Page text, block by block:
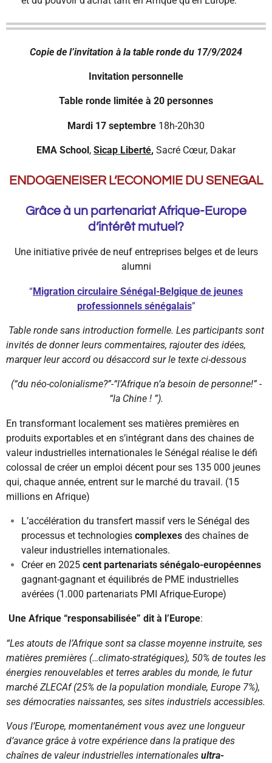
Copie de l’invitation à la table ronde du 17/9/2024
Invitation personnelle
Table ronde limitée à 20 personnes
Mardi 17 septembre 18h-20h30
EMA School, Sicap Liberté, Sacré Cœur, Dakar
ENDOGENEISER L’ECONOMIE DU SENEGAL
Grâce à un partenariat Afrique-Europe
d’intérêt mutuel?
Une initiative privée de neuf entreprises belges et de leurs
alumni
“Migration circulaire Sénégal-Belgique de jeunes
professionnels sénégalais”
Table ronde sans introduction formelle. Les participants sont
invités de donner leurs commentaires, rajouter des idées,
marquer leur accord ou désaccord sur le texte ci-dessous
(“du néo-colonialisme?”-“l’Afrique n’a besoin de personne!” -
“la Chine ! ”).
En transformant localement ses matières premières en
produits exportables et en s’intégrant dans des chaines de
valeur industrielles internationales le Sénégal réalise le défi
colossal de créer un emploi décent pour ses 135 000 jeunes
qui, chaque année, entrent sur le marché du travail. (15
millions en Afrique)
L’accélération du transfert massif vers le Sénégal des
processus et technologies complexesdes chaînes de
valeur industrielles internationales.
Créer en 2025 cent partenariats sénégalo-européennes
gagnant-gagnant et équilibrés de PME industrielles
avérées (1.000 partenariats PMI Afrique-Europe)
Une Afrique “responsabilisée” dit à l’Europe:
“Les atouts de l’Afrique sont sa classe moyenne instruite, ses
matières premières (…climato-stratégiques), 50% de toutes les
énergies renouvelables et terres arables du monde, le futur
marché ZLECAf (25% de la population mondiale, Europe 7%),
ses démocraties naissantes, ses sites industriels accessibles.
Vous l’Europe, momentanément vous avez une longueur
d’avance grâce à votre expérience dans la pratique des
chaînes de valeur industrielles internationales ultra-